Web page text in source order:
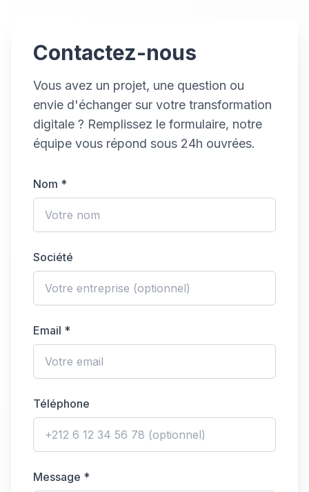
Contactez-nous
Vous avez un projet, une question ou
envie d'échanger sur votre transformation
digitale ? Remplissez le formulaire, notre
équipe vous répond sous 24h ouvrées.
Nom *
Société
Email *
Téléphone
Message *